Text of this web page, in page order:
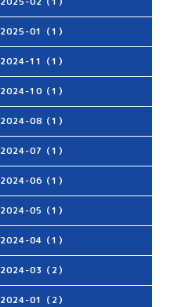
2025-01（1）
2024-11（1）
2024-10（1）
2024-08（1）
2024-07（1）
2024-06（1）
2024-05（1）
2024-04（1）
2024-03（2）
2024-01（2）